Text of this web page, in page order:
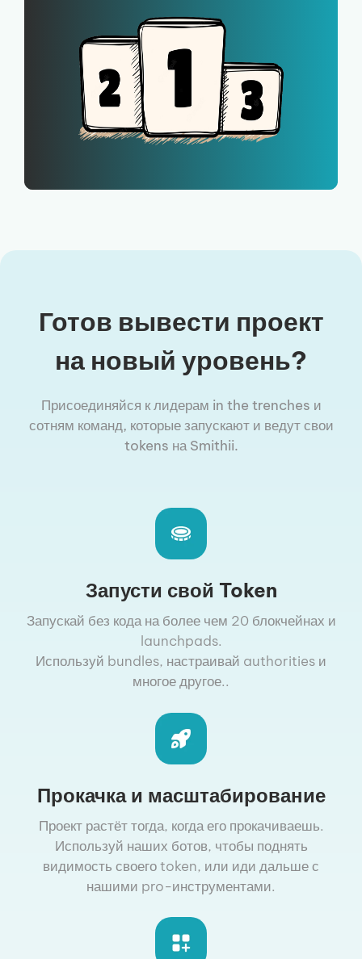
Готов вывести проект
на новый уровень?
Присоединяйся к лидерам in the trenches и
сотням команд, которые запускают и ведут свои
tokens на Smithii.
Запусти свой Token
Запускай без кода на более чем 20 блокчейнах и
launchpads.
Используй bundles, настраивай authorities и
многое другое..
Прокачка и масштабирование
Проект растёт тогда, когда его прокачиваешь.
Используй наших ботов, чтобы поднять
видимость своего token, или иди дальше с
нашими pro-инструментами.